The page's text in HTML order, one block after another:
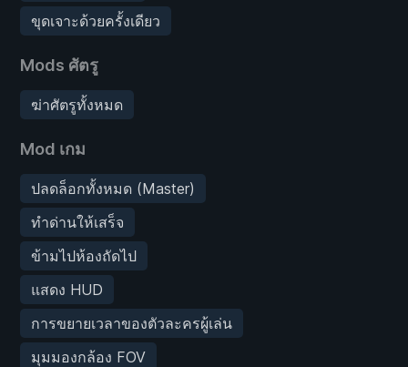
ขุดเจาะด้วยครั้งเดียว
Mods ศัตรู
ฆ่าศัตรูทั้งหมด
Mod เกม
ปลดล็อกทั้งหมด (Master)
ทำด่านให้เสร็จ
ข้ามไปห้องถัดไป
แสดง HUD
การขยายเวลาของตัวละครผู้เล่น
มุมมองกล้อง FOV